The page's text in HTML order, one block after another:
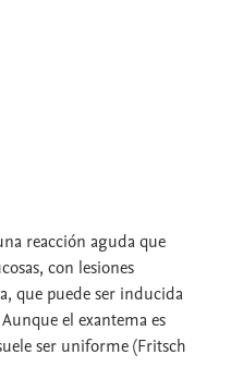
reacción aguda que
con lesiones
que puede ser inducida
el exantema es
ser uniforme (Fritsch